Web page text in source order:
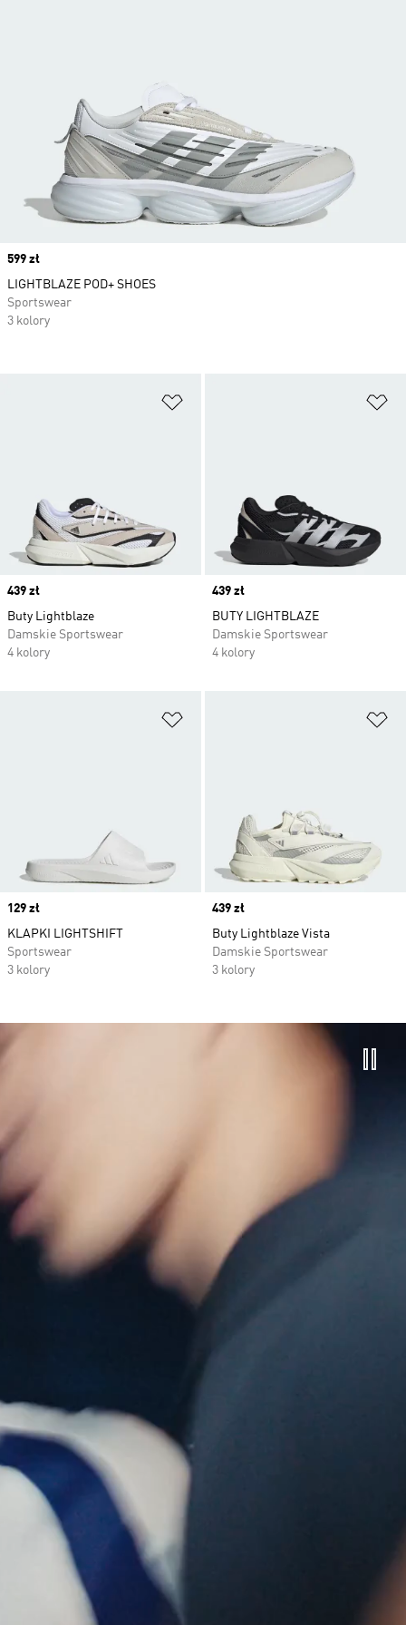
Price
439 zł
Buty Lightblaze
Damskie Sportswear
4 kolory
Price
439 zł
BUTY LIGHTBLAZE
Damskie Sportswear
4 kolory
Price
129 zł
KLAPKI LIGHTSHIFT
Sportswear
3 kolory
Price
439 zł
Buty Lightblaze Vista
Damskie Sportswear
3 kolory
Price
599 zł
LIGHTBLAZE POD+ SHOES
Sportswear
3 kolory